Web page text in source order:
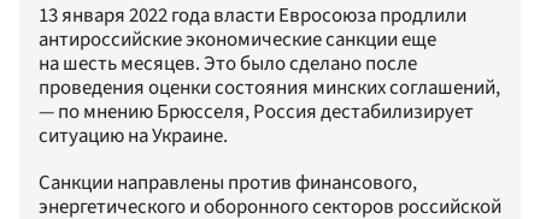
13 января 2022 года власти Евросоюза продлили
антироссийские экономические санкции еще
на шесть месяцев. Это было сделано после
проведения оценки состояния минских соглашений,
— по мнению Брюсселя, Россия дестабилизирует
ситуацию на Украине.
Санкции направлены против финансового,
энергетического и оборонного секторов российской